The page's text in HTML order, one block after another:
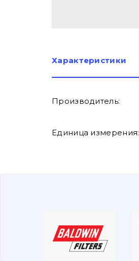
Характеристики
Производитель:
Единица измерения: